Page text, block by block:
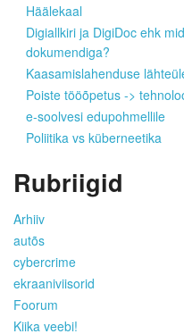
Häälekaal
Digiallkiri ja DigiDoc ehk
dokumendiga?
Kaasamislahenduse
Poiste tööõpetus ->
e-soolvesi edupohmellile
Poliitika vs küberneetika
Rubriigid
Arhiiv
autõs
cybercrime
ekraaniviisorid
Foorum
Kiika veebi!